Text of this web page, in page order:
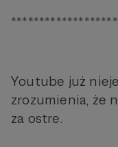
Youtube już
zrozumienia, że
za ostre.